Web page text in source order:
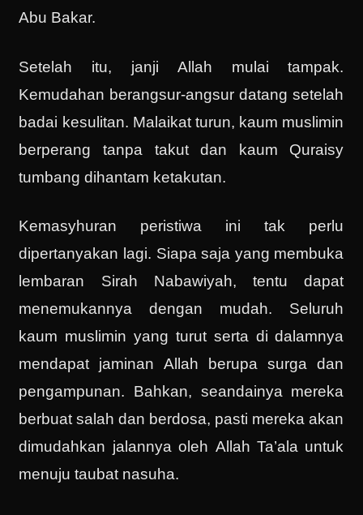
Abu Bakar.
Setelah itu, janji Allah mulai tampak.
Kemudahan berangsur-angsur datang setelah
badai kesulitan. Malaikat turun, kaum muslimin
berperang tanpa takut dan kaum Quraisy
tumbang dihantam ketakutan.
Kemasyhuran peristiwa ini tak perlu
dipertanyakan lagi. Siapa saja yang membuka
lembaran Sirah Nabawiyah, tentu dapat
menemukannya dengan mudah. Seluruh
kaum muslimin yang turut serta di dalamnya
mendapat jaminan Allah berupa surga dan
pengampunan. Bahkan, seandainya mereka
berbuat salah dan berdosa, pasti mereka akan
dimudahkan jalannya oleh Allah Ta’ala untuk
menuju taubat nasuha.